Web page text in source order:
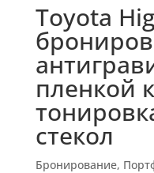
Toyota
пленкой
стекол
Бронирование,